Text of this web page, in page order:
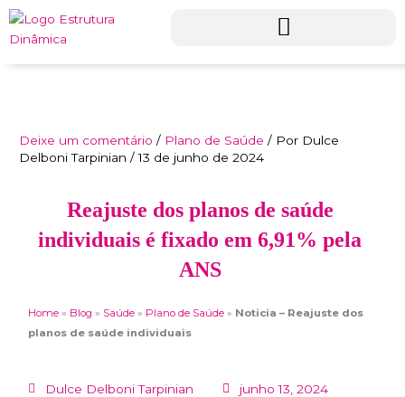
conteúdo
Deixe um comentário / Plano de Saúde / Por Dulce
Delboni Tarpinian/13 de junho de 2024
Reajuste dos planos de saúde
individuais é fixado em 6,91% pela
ANS
Home » Blog » Saúde » Plano de Saúde » Noticia – Reajuste dos
planos de saúde individuais
Dulce Delboni Tarpinian
junho 13, 2024